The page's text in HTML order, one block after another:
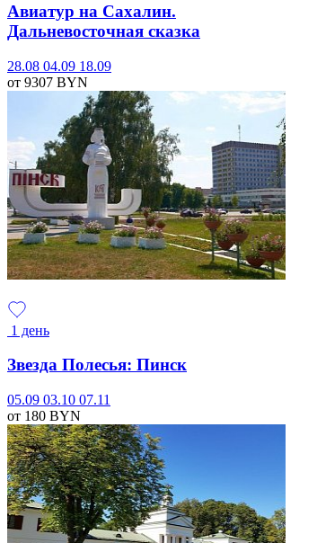
Авиатур на Сахалин.
Дальневосточная сказка
28.08 04.09 18.09
от 9307 BYN
1 день
Звезда Полесья: Пинск
05.09 03.10 07.11
от 180 BYN